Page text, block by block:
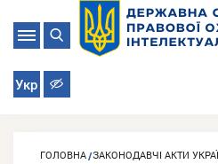
Укр
ГОЛОВНА ЗАКОНОДАВЧІ АКТИ